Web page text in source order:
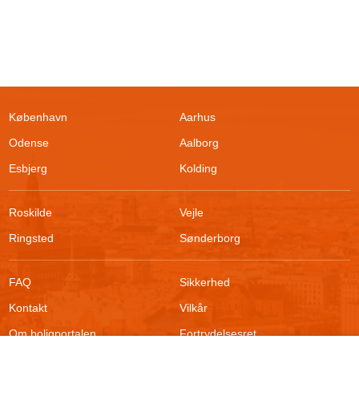
FAQ
Kontakt
Om boligportalen
København
Aarhus
Odense
Aalborg
Esbjerg
Kolding
Roskilde
Vejle
Ringsted
Sønderborg
Sikkerhed
Vilkår
Fortrydelsesret